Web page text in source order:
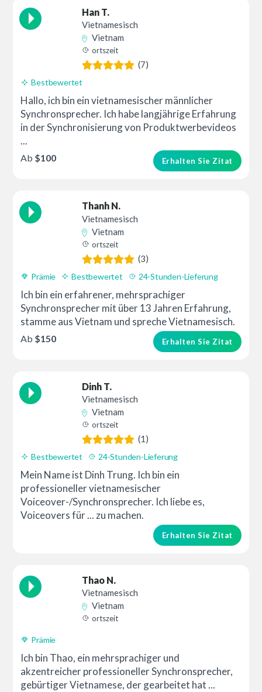
Han T.
Vietnamesisch
Vietnam
ortszeit
(7)
Bestbewertet
Hallo, ich bin ein vietnamesischer männlicher
Synchronsprecher. Ich habe langjährige Erfahrung
in der Synchronisierung von Produktwerbevideos
...
Erhalten Sie Zitat
Ab $100
Thanh N.
Vietnamesisch
Vietnam
ortszeit
(3)
Prämie Bestbewertet 24-Stunden-Lieferung
Ich bin ein erfahrener, mehrsprachiger
Synchronsprecher mit über 13 Jahren Erfahrung,
stamme aus Vietnam und spreche Vietnamesisch.
Erhalten Sie Zitat
Ab $150
Dinh T.
Vietnamesisch
Vietnam
ortszeit
(1)
Bestbewertet 24-Stunden-Lieferung
Mein Name ist Dinh Trung. Ich bin ein
professioneller vietnamesischer
Voiceover-/Synchronsprecher. Ich liebe es,
Voiceovers für ... zu machen.
Erhalten Sie Zitat
Thao N.
Vietnamesisch
Vietnam
ortszeit
Prämie
Ich bin Thao, ein mehrsprachiger und
akzentreicher professioneller Synchronsprecher,
gebürtiger Vietnamese, der gearbeitet hat ...